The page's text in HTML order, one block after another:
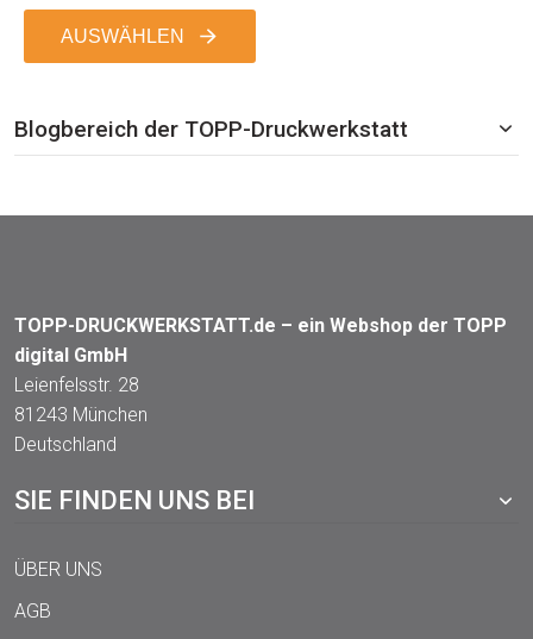
AUSWÄHLEN
Blogbereich der TOPP-Druckwerkstatt
TOPP-DRUCKWERKSTATT.de – ein Webshop der TOPP
digital GmbH
Leienfelsstr. 28
81243 München
Deutschland
SIE FINDEN UNS BEI
ÜBER UNS
AGB